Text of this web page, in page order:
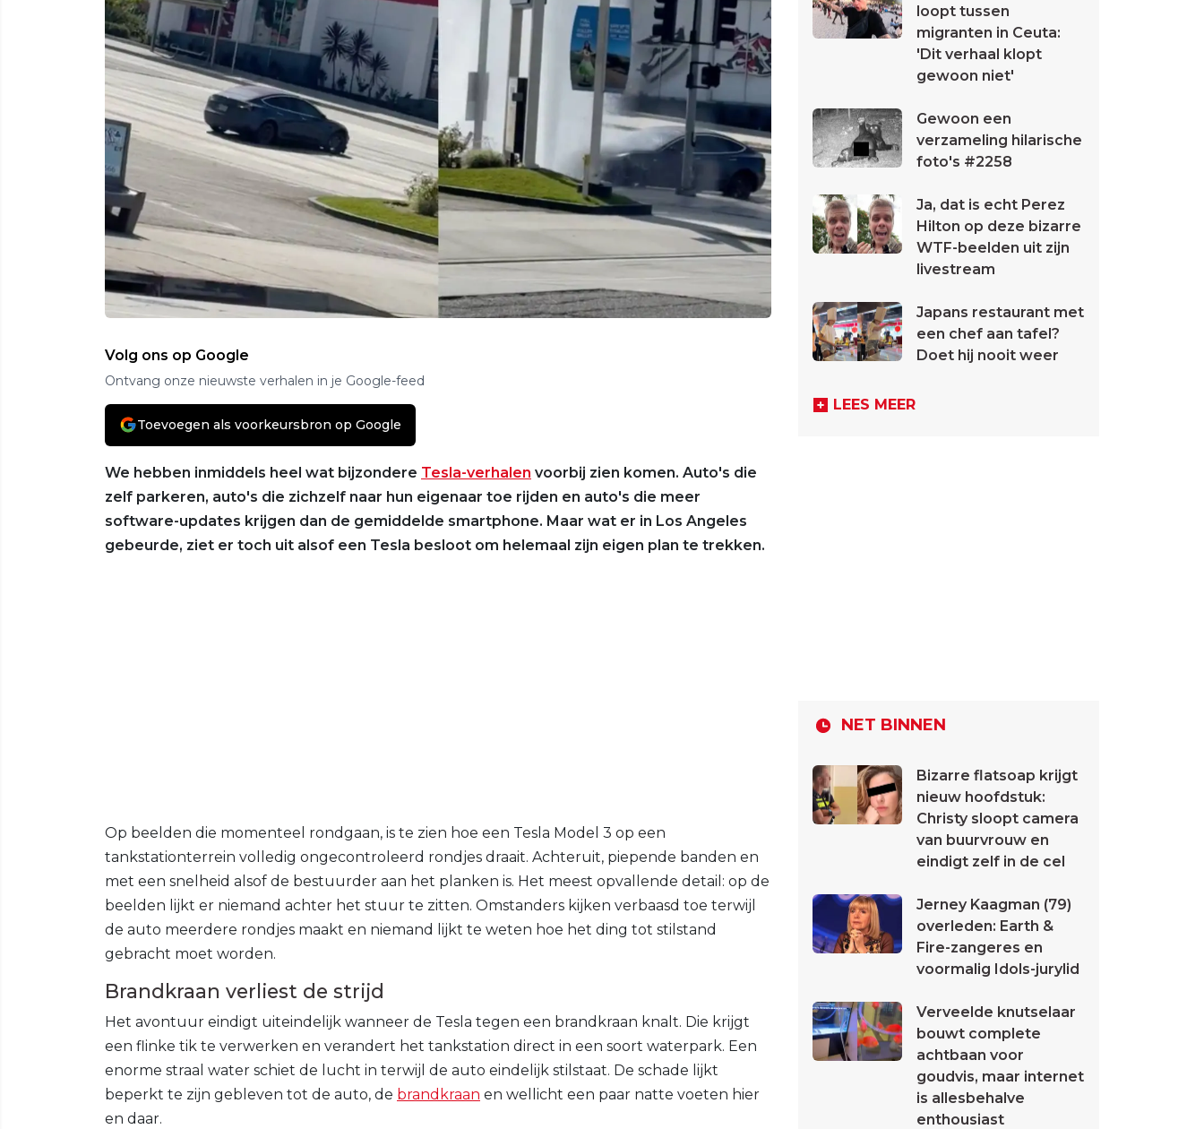
Volg ons op Google
Ontvang onze nieuwste verhalen in je Google-feed
Toevoegen als voorkeursbron op Google
We hebben inmiddels heel wat bijzondere Tesla-verhalen voorbij zien komen. Auto's die
zelf parkeren, auto's die zichzelf naar hun eigenaar toe rijden en auto's die meer
software-updates krijgen dan de gemiddelde smartphone. Maar wat er in Los Angeles
gebeurde, ziet er toch uit alsof een Tesla besloot om helemaal zijn eigen plan te trekken.
Op beelden die momenteel rondgaan, is te zien hoe een Tesla Model 3 op een
tankstationterrein volledig ongecontroleerd rondjes draait. Achteruit, piepende banden en
met een snelheid alsof de bestuurder aan het planken is. Het meest opvallende detail: op de
beelden lijkt er niemand achter het stuur te zitten. Omstanders kijken verbaasd toe terwijl
de auto meerdere rondjes maakt en niemand lijkt te weten hoe het ding tot stilstand
gebracht moet worden.
Brandkraan verliest de strijd
Het avontuur eindigt uiteindelijk wanneer de Tesla tegen een brandkraan knalt. Die krijgt
een flinke tik te verwerken en verandert het tankstation direct in een soort waterpark. Een
enorme straal water schiet de lucht in terwijl de auto eindelijk stilstaat. De schade lijkt
beperkt te zijn gebleven tot de auto, de brandkraan en wellicht een paar natte voeten hier
en daar.
loopt tussen
migranten in Ceuta:
'Dit verhaal klopt
gewoon niet'
Gewoon een
verzameling hilarische
foto's #2258
Ja, dat is echt Perez
Hilton op deze bizarre
WTF-beelden uit zijn
livestream
Japans restaurant met
een chef aan tafel?
Doet hij nooit weer
LEES MEER
NET BINNEN
Bizarre flatsoap krijgt
nieuw hoofdstuk:
Christy sloopt camera
van buurvrouw en
eindigt zelf in de cel
Jerney Kaagman (79)
overleden: Earth &
Fire-zangeres en
voormalig Idols-jurylid
Verveelde knutselaar
bouwt complete
achtbaan voor
goudvis, maar internet
is allesbehalve
enthousiast